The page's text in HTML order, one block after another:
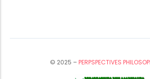
© 2025 –PERPSPECTIVES